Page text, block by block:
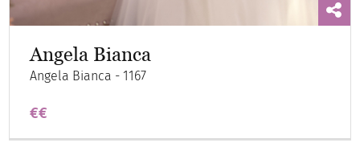
Angela Bianca
Angela Bianca - 1167
€€